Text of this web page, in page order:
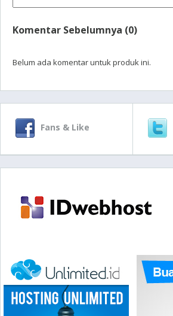
Komentar Sebelumnya (0)
Belum ada komentar untuk produk ini.
Fans & Like